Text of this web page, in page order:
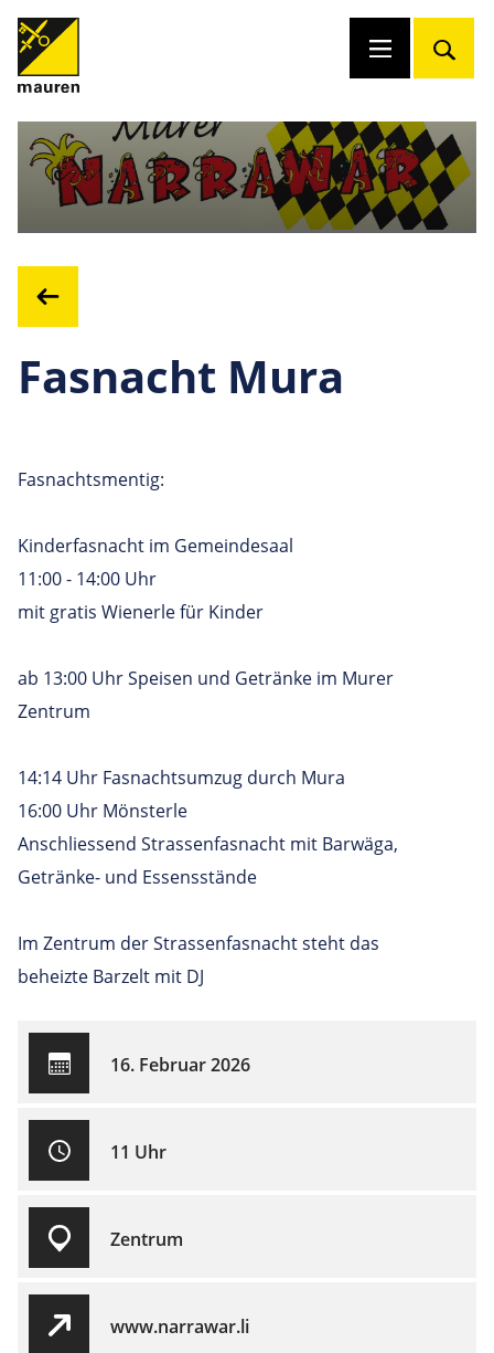
Fasnacht Mura
Fasnachtsmentig:
Kinderfasnacht im Gemeindesaal
11:00 - 14:00 Uhr
mit gratis Wienerle für Kinder
ab 13:00 Uhr Speisen und Getränke im Murer
Zentrum
14:14 Uhr Fasnachtsumzug durch Mura
16:00 Uhr Mönsterle
Anschliessend Strassenfasnacht mit Barwäga,
Getränke- und Essensstände
Im Zentrum der Strassenfasnacht steht das
beheizte Barzelt mit DJ
16. Februar 2026
11 Uhr
Zentrum
www.narrawar.li